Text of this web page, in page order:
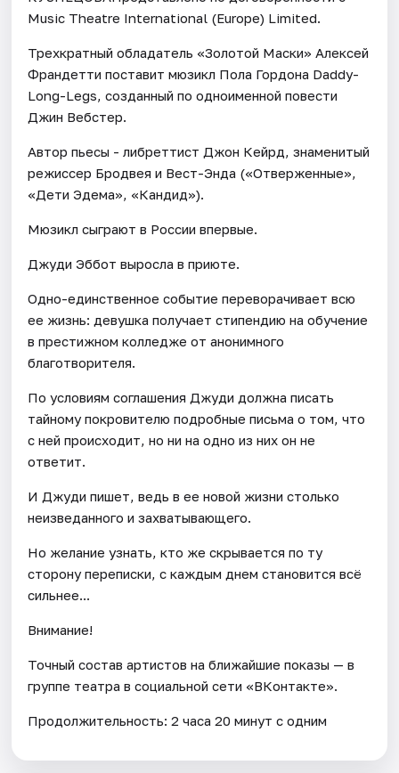
Music Theatrе International (Europe) Limited.
Трехкратный обладатель «Золотой Маски» Алексей
Франдетти поставит мюзикл Пола Гордона Daddy-
Long-Legs, созданный по одноименной повести
Джин Вебстер.
Автор пьесы - либреттист Джон Кейрд, знаменитый
режиссер Бродвея и Вест-Энда («Отверженные»,
«Дети Эдема», «Кандид»).
Мюзикл сыграют в России впервые.
Джуди Эббот выросла в приюте.
Одно-единственное событие переворачивает всю
ее жизнь: девушка получает стипендию на обучение
в престижном колледже от анонимного
благотворителя.
По условиям соглашения Джуди должна писать
тайному покровителю подробные письма о том, что
с ней происходит, но ни на одно из них он не
ответит.
И Джуди пишет, ведь в ее новой жизни столько
неизведанного и захватывающего.
Но желание узнать, кто же скрывается по ту
сторону переписки, с каждым днем становится всё
сильнее...
Внимание!
Точный состав артистов на ближайшие показы — в
группе театра в социальной сети «ВКонтакте».
Продолжительность: 2 часа 20 минут с одним